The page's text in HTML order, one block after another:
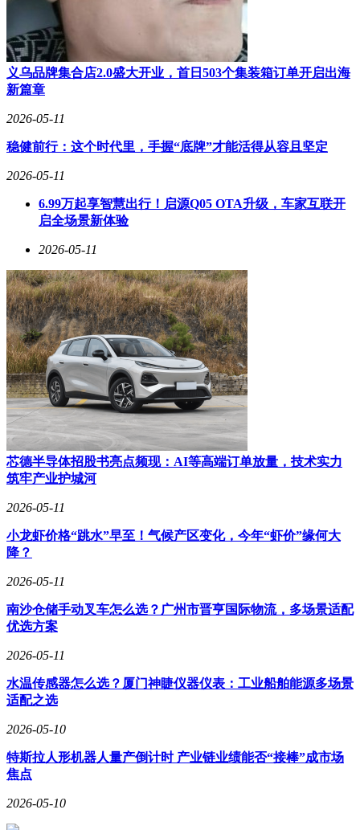
义乌品牌集合店2.0盛大开业，首日503个集装箱订单开启出海
新篇章
2026-05-11
稳健前行：这个时代里，手握“底牌”才能活得从容且坚定
2026-05-11
6.99万起享智慧出行！启源Q05 OTA升级，车家互联开
启全场景新体验
2026-05-11
芯德半导体招股书亮点频现：AI等高端订单放量，技术实力
筑牢产业护城河
2026-05-11
小龙虾价格“跳水”早至！气候产区变化，今年“虾价”缘何大
降？
2026-05-11
南沙仓储手动叉车怎么选？广州市晋亨国际物流，多场景适配
优选方案
2026-05-11
水温传感器怎么选？厦门神睫仪器仪表：工业船舶能源多场景
适配之选
2026-05-10
特斯拉人形机器人量产倒计时 产业链业绩能否“接棒”成市场
焦点
2026-05-10